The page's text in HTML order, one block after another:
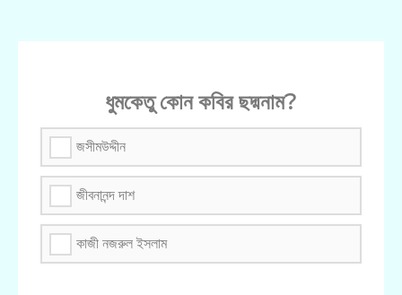
ধুমকেতু কোন কবির ছদ্মনাম?
জসীমউদ্দীন
জীবনানন্দ দাশ
কাজী নজরুল ইসলাম